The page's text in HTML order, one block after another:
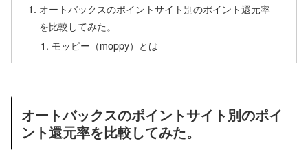
オートバックスのポイントサイト別のポイント還元率
を比較してみた。
モッピー（moppy）とは
オートバックスのポイントサイト別のポイ
ント還元率を比較してみた。